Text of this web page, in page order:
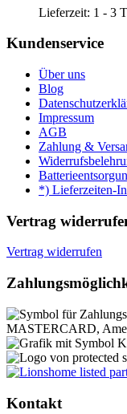
Lieferzeit: 1 - 3
Kundenservice
Über uns
Blog
Impressum
AGB
Zahlung &
*) Lieferzeiten-
Vertrag
Vertrag widerrufen
Kontakt